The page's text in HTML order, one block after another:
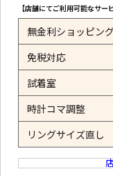
【店舗にてご利用可能なサー
無金利ショッピン
免税対応
試着室
時計コマ調整
リングサイズ直し